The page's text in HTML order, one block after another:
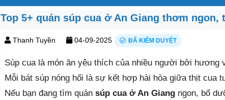
Top 5+ quán súp cua ở An Giang thơm ngon,
Thanh Tuyền 04-09-2025 ĐÃ KIỂM DUYỆT
Súp cua là món ăn yêu thích của nhiều người bởi hương
Mỗi bát súp nóng hổi là sự kết hợp hài hòa giữa thịt cua
Nếu bạn đang tìm quán súp cua ở An Giang ngon, bổ